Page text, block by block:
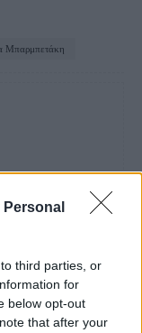
third parties, or
for
below opt-out
that after your
Μπαρμπετάκη